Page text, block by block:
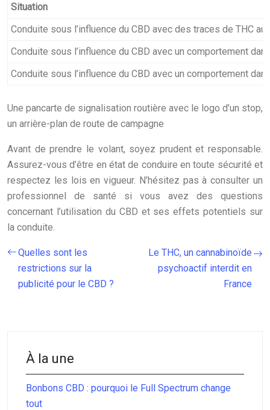
Situation
Conduite sous l’influence du CBD avec des traces de THC
Conduite sous l’influence du CBD avec un comportement
Conduite sous l’influence du CBD avec un comportement
Une pancarte de signalisation routière avec le logo d’un stop,
un arrière-plan de route de campagne
Avant de prendre le volant, soyez prudent et responsable.
Assurez-vous d’être en état de conduire en toute sécurité et
respectez les lois en vigueur. N’hésitez pas à consulter un
professionnel de santé si vous avez des questions
concernant l’utilisation du CBD et ses effets potentiels sur
la conduite.
Quelles sont les
restrictions sur la
publicité pour le CBD ?
Le THC, un cannabinoïde
psychoactif interdit en
France
À la une
Bonbons CBD : pourquoi le Full Spectrum change
tout